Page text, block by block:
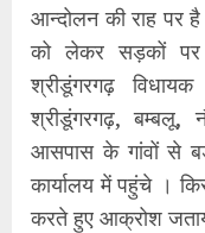
आन्दोलन की राह पर
को लेकर सड़कों
श्रीडूंगरगढ़
श्रीडूंगरगढ़, बम्बलू,
आसपास के गांवों से
कार्यालय में पहुंचे ।
करते हुए आक्रोश